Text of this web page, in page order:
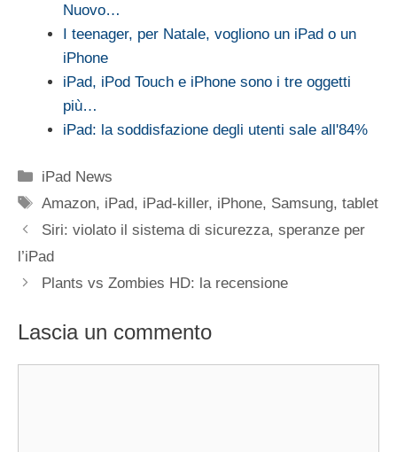
Nuovo…
I teenager, per Natale, vogliono un iPad o un
iPhone
iPad, iPod Touch e iPhone sono i tre oggetti
più…
iPad: la soddisfazione degli utenti sale all'84%
Categorie
iPad News
Tag
Amazon, iPad, iPad-killer, iPhone, Samsung,tablet
Siri: violato il sistema di sicurezza, speranze per
l’iPad
Plants vs Zombies HD: la recensione
Lascia un commento